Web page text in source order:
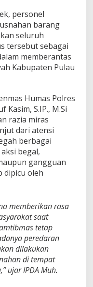
personel
barang
seluruh
tersebut sebagai
memberantas
Kabupaten Pulau
Humas Polres
Kasim, S.IP., M.Si
razia miras
dari atensi
berbagai
begal,
gangguan
dipicu oleh
memberikan rasa
saat
tetap
peredaran
dilakukan
di tempat
ujar IPDA Muh.